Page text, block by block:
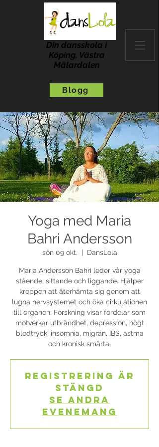
Din dansskola i
Köping, Västra
Mälardalen
Blogg
Yoga med Maria
Bahri Andersson
sön 09 okt. DansLola
Maria Andersson Bahri leder vår yoga
stående, sittande och liggande. Hjälper
kroppen att återhämta sig genom att
lugna nervsystemet och öka cirkulationen
till organen. Forskning visar fördelar som
motverkar utbrändhet, depression, högt
blodtryck, insomnia, migrän, IBS, astma
och kronisk smärta.
Registrering är
stängd
Se andra
evenemang